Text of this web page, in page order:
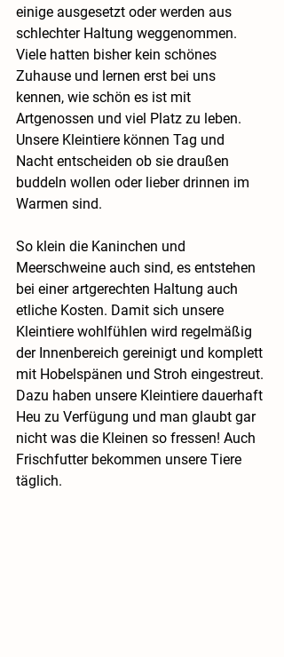
einige ausgesetzt oder werden aus
schlechter Haltung weggenommen.
Viele hatten bisher kein schönes
Zuhause und lernen erst bei uns
kennen, wie schön es ist mit
Artgenossen und viel Platz zu leben.
Unsere Kleintiere können Tag und
Nacht entscheiden ob sie draußen
buddeln wollen oder lieber drinnen im
Warmen sind.
So klein die Kaninchen und
Meerschweine auch sind, es entstehen
bei einer artgerechten Haltung auch
etliche Kosten. Damit sich unsere
Kleintiere wohlfühlen wird regelmäßig
der Innenbereich gereinigt und komplett
mit Hobelspänen und Stroh eingestreut.
Dazu haben unsere Kleintiere dauerhaft
Heu zu Verfügung und man glaubt gar
nicht was die Kleinen so fressen! Auch
Frischfutter bekommen unsere Tiere
täglich.